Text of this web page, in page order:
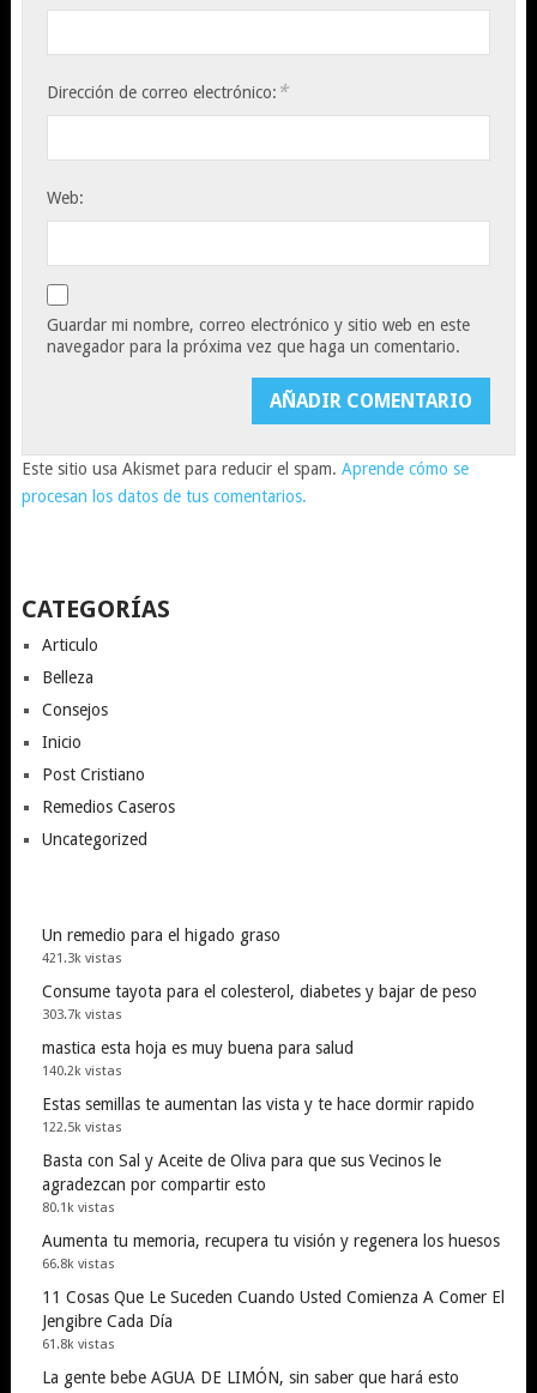
Dirección de correo electrónico: *
Web:
Guardar mi nombre, correo electrónico y sitio web en este
navegador para la próxima vez que haga un comentario.
Este sitio usa Akismet para reducir el spam. Aprende cómo se
procesan los datos de tus comentarios.
CATEGORÍAS
Articulo
Belleza
Consejos
Inicio
Post Cristiano
Remedios Caseros
Uncategorized
Un remedio para el higado graso
421.3k vistas
Consume tayota para el colesterol, diabetes y bajar de peso
303.7k vistas
mastica esta hoja es muy buena para salud
140.2k vistas
Estas semillas te aumentan las vista y te hace dormir rapido
122.5k vistas
Basta con Sal y Aceite de Oliva para que sus Vecinos le
agradezcan por compartir esto
80.1k vistas
Aumenta tu memoria, recupera tu visión y regenera los huesos
66.8k vistas
11 Cosas Que Le Suceden Cuando Usted Comienza A Comer El
Jengibre Cada Día
61.8k vistas
La gente bebe AGUA DE LIMÓN, sin saber que hará esto